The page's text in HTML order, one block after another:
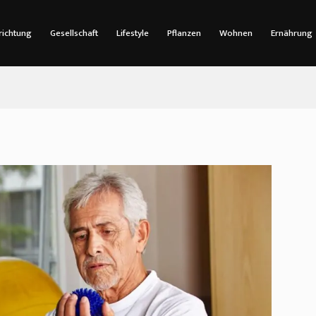
Gesellschaft Lifestyle Pflanzen Wohnen Ernährung